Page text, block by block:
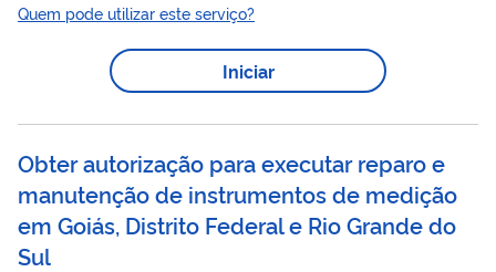
Quem pode utilizar este serviço?
Iniciar
Obter autorização para executar reparo e
manutenção de instrumentos de medição
em Goiás, Distrito Federal e Rio Grande do
Sul